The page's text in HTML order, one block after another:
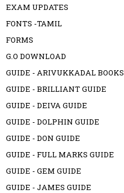
EXAM UPDATES
FONTS -TAMIL
FORMS
G.O DOWNLOAD
GUIDE - ARIVUKKADAL BOOKS
GUIDE - BRILLIANT GUIDE
GUIDE - DEIVA GUIDE
GUIDE - DOLPHIN GUIDE
GUIDE - DON GUIDE
GUIDE - FULL MARKS GUIDE
GUIDE - GEM GUIDE
GUIDE - JAMES GUIDE